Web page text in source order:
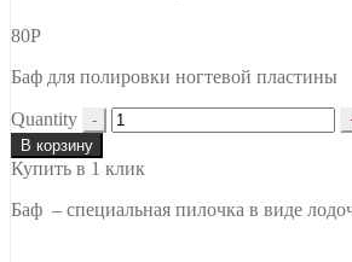
80Р
Баф для полировки ногтевой пластины
Quantity
В корзину
Купить в 1 клик
Баф – специальная пилочка в виде